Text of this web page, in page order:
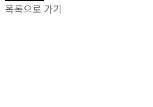
목록으로 가기